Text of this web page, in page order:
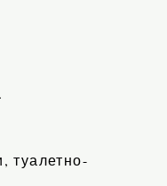
туалетно-